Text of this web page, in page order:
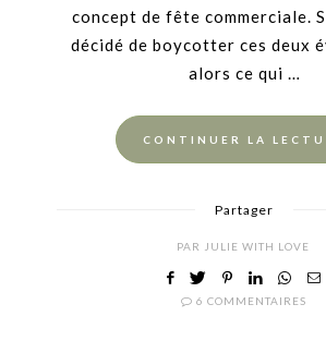
concept de fête commerciale.
décidé de boycotter ces deux
alors ce qui …
CONTINUER LA
Partager
PAR JULIE WITH LOVE
6 COMMENTAIRES